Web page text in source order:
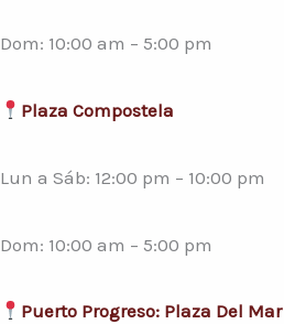
Dom: 10:00 am – 5:00 pm
Plaza Compostela
Lun a Sáb: 12:00 pm – 10:00 pm
Dom: 10:00 am – 5:00 pm
Puerto Progreso: Plaza Del Mar